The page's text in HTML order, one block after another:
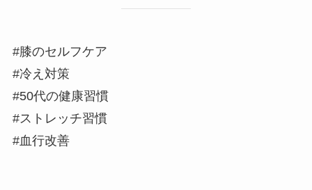
#膝のセルフケア
#冷え対策
#50代の健康習慣
#ストレッチ習慣
#血行改善